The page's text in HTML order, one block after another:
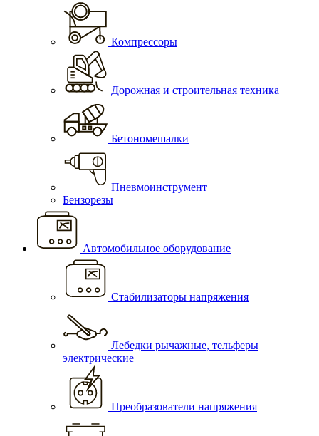
Компрессоры
Дорожная и строительная техника
Бетономешалки
Пневмоинструмент
Бензорезы
Автомобильное оборудование
Стабилизаторы напряжения
Лебедки рычажные, тельферы
электрические
Преобразователи напряжения